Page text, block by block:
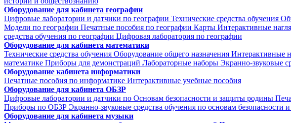
Оборудование для кабинета географии
Цифровые лаборатории и датчики по географии Технические средства обучения
Модели по географии Печатные пособия по географии Карты Интерактивные
средства обучения по географии Цифровая лаборатория по географии
Оборудование для кабинета математики
Технические средства обучения Оборудование общего назначения Интерактивные
математике Приборы для демонстраций Лабораторные наборы Экранно-звуковые
Оборудование кабинета информатики
Печатные пособия по информатике Интерактивные учебные пособия
Оборудование для кабинета ОБЗР
Цифровые лаборатории и датчики по Основам безопасности и защиты родины
Приборы по ОБЗР Экранно-звуковые средства обучения по основам безопасности
Оборудование для кабинета музыки